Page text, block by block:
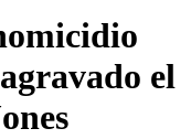
el